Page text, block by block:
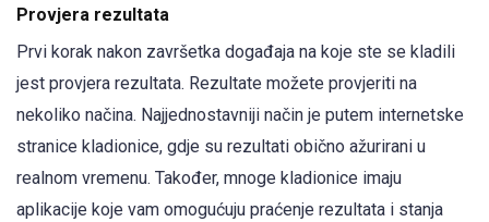
Provjera rezultata
Prvi korak nakon završetka događaja na koje ste se kladili
jest provjera rezultata. Rezultate možete provjeriti na
nekoliko načina. Najjednostavniji način je putem internetske
stranice kladionice, gdje su rezultati obično ažurirani u
realnom vremenu. Također, mnoge kladionice imaju
aplikacije koje vam omogućuju praćenje rezultata i stanja